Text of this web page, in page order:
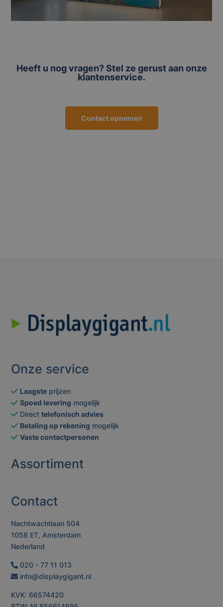
Heeft u nog vragen? Stel ze gerust aan onze
klantenservice.
Contact opnemen
Onze service
Laagste prijzen
Spoed levering mogelijk
Directtelefonisch advies
Betaling op rekening mogelijk
Vaste contactpersonen
Assortiment
Contact
Nachtwachtlaan 504
1058 ET, Amsterdam
Nederland
020 - 77 11 013
info@displaygigant.nl
KVK: 66574420